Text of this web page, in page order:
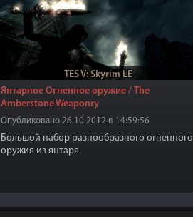
TES V: Skyrim LE
Янтарное Огненное оружие / The
Amberstone Weaponry
Опубликовано 26.10.2012 в 14:59:56
Большой набор разнообразного огненного
оружия из янтаря.